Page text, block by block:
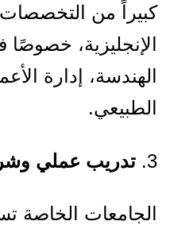
كبيراً من التخصصات
الإنجليزية،
الهندسة، إدارة
الطبيعي.
تدريب عملي
الجامعات الخاصة